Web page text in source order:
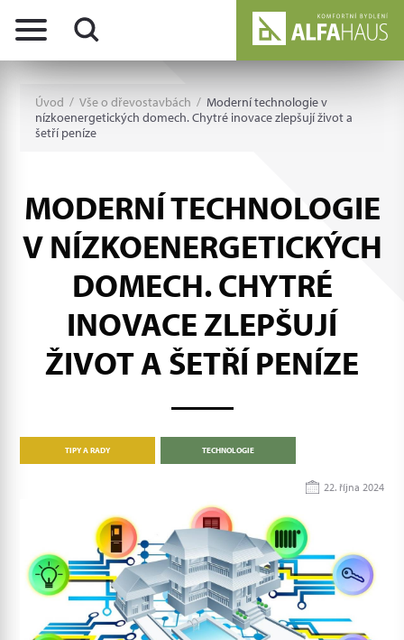
Úvod / Vše o dřevostavbách / Moderní technologie v
nízkoenergetických domech. Chytré inovace zlepšují život a
šetří peníze
MODERNÍ TECHNOLOGIE
V NÍZKOENERGETICKÝCH
DOMECH. CHYTRÉ
INOVACE ZLEPŠUJÍ
ŽIVOT A ŠETŘÍ PENÍZE
TIPY A RADY TECHNOLOGIE
22. října 2024